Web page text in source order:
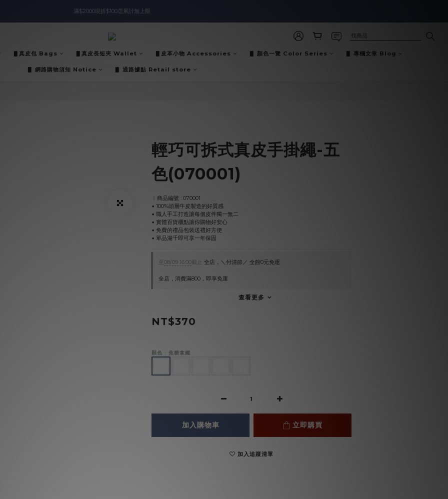
入會即領$888購物金🙌
滿$2000現折$100👏累計無上限
入會即領$888購物金🙌
▋真皮包 Bags ▋真皮長短夾 Wallet ▋皮革小物 Accessories ▋ 顏色一覽 Color Series ▋ 專欄文章 Blog
▋ 網路購物須知 Notice ▋ 通路據點 Retail store
輕巧可拆式真皮手掛繩-五
色(070001)
︱商品編號 : 070001
▪︎ 100%頭層牛皮製造的好質感
▪︎ 職人手工打造讓每個皮件獨一無二
▪︎ 實體百貨櫃點讓你購物好安心
▪︎ 免費的禮品包裝送禮好方便
▪︎ 單品滿千即可享一年保固
至08/09 16:00截止 全店，＼付清節／ 全館0元免運
全店，消費滿800，即享免運
查看更多
NT$370
顏色 : 焦糖拿鐵
加入購物車 立即購買
加入追蹤清單